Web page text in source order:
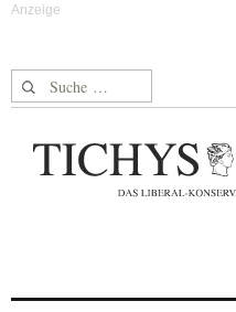
Suche nach: